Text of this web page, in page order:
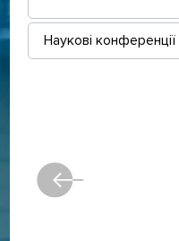
Наукові конференції